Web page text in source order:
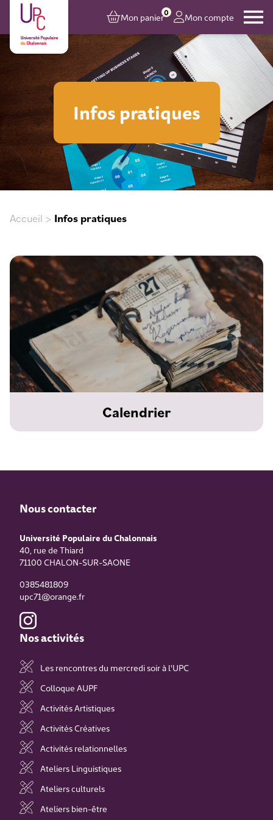
Mon panier0 Mon compte
Infos pratiques
Accueil > Infos pratiques
Calendrier
Nous contacter
Université Populaire du Chalonnais
40, rue de Thiard
71100 CHALON-SUR-SAONE
0385481809
upc71@orange.fr
Nos activités
Les rencontres du mercredi soir à l'UPC
Colloque AUPF
Activités Artistiques
Activités Créatives
Activités relationnelles
Ateliers Linguistiques
Ateliers culturels
Ateliers bien-être